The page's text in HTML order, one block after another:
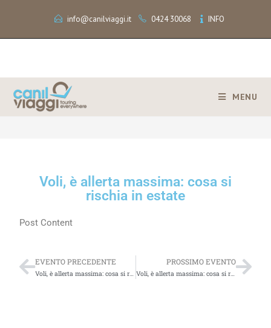
info@canilviaggi.it 0424 30068 INFO
MENU
> Voli, è allerta massima: cosa si rischia in estate
Voli, è allerta massima: cosa si
rischia in estate
Post Content
EVENTO PRECEDENTE
Voli, è allerta massima: cosa si rischia in estate
PROSSIMO EVENTO
Voli, è allerta massima: cosa si rischia in estate